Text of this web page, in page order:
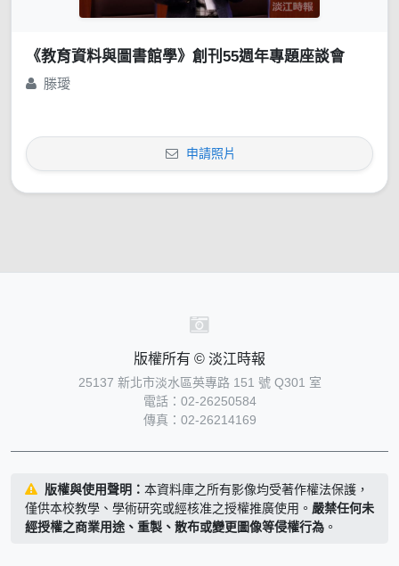
《教育資料與圖書館學》創刊55週年專題座談會
滕璦
申請照片
版權所有 © 淡江時報
25137 新北市淡水區英專路 151 號 Q301 室
電話：02-26250584
傳真：02-26214169
版權與使用聲明： 本資料庫之所有影像均受著作權法保護，
僅供本校教學、學術研究或經核准之授權推廣使用。 嚴禁任何未
經授權之商業用途、重製、散布或變更圖像等侵權行為 。